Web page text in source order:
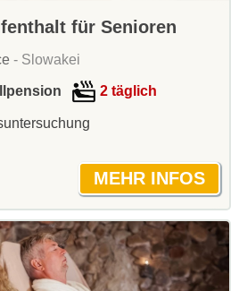
für Senioren
- Slowakei
2 täglich